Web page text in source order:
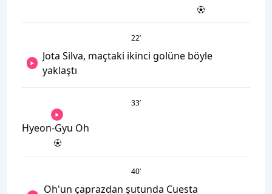
22’
Jota Silva, maçtaki ikinci golüne böyle
yaklaştı
33’
Hyeon-Gyu Oh
40’
Oh'un çaprazdan şutunda Cuesta